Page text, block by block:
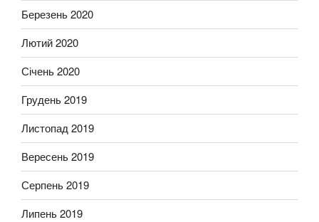
Березень 2020
Лютий 2020
Січень 2020
Грудень 2019
Листопад 2019
Вересень 2019
Серпень 2019
Липень 2019